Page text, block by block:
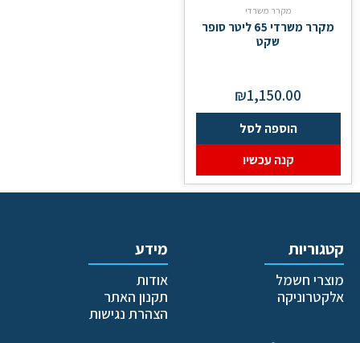
מקרר משרדי
מקרר משרדי 65 ליטר סופר
שקט
₪1,150.00
הוספה לסל
קנה עכשיו
קטגוריות
מוצרי חשמל
אלקטרוניקה
מידע
אודות
תקנון האתר
הצהרת נגישות